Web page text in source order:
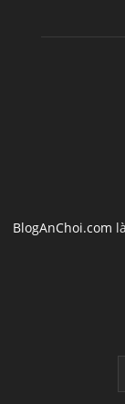
BlogAnChoi.com